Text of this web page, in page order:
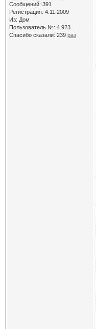
Сообщений: 391
Регистрация: 4.11.2009
Из: Дом
Пользователь №: 4 923
Спасибо сказали: 239 раз